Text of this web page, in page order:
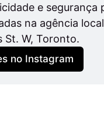
e segurança
na agência
St. W, Toronto.
no Instagram